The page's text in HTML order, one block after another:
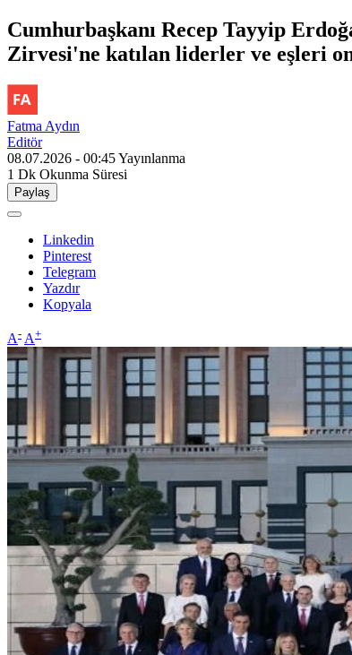
Cumhurbaşkanı Recep Tayyip
Zirvesi'ne katılan liderler ve eşleri
Fatma Aydın
Editör
08.07.2026 - 00:45Yayınlanma
1 Dk Okunma Süresi
Paylaş
Linkedin
Pinterest
Telegram
Yazdır
Kopyala
A- A+